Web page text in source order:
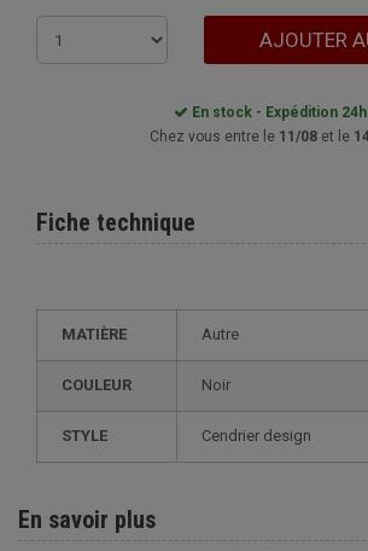
AJOUTER
En stock - Expédition 24h
Chez vous entre le 11/08et le
Fiche technique
MATIÈRE autre
COULEUR Noir
STYLE cendrier design
En savoir plus